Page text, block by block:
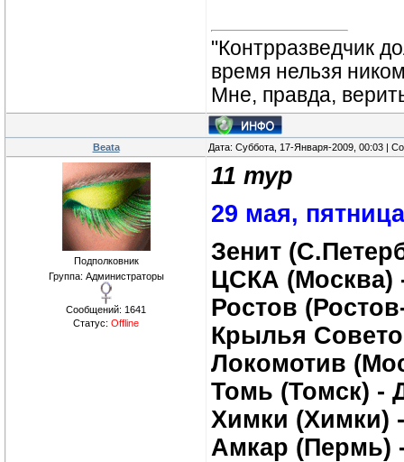
"Контрразведчик
время нельзя
Мне, правда,
Beata Дата: Суббота, 17-Января-2009, 00:03 |
Подполковник
Группа: Администраторы
Сообщений: 1641
Статус: Offline
11 тур
29 мая, пятница
Зенит
ЦСКА (Москва)
Ростов
Крылья
Локомотив
Томь (Томск) -
Химки (Химки)
Амкар (Пермь)